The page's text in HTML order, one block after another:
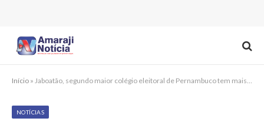
Início » Jaboatão, segundo maior colégio eleitoral de Pernambuco tem mais da metade dos eleitores sem biometria coletada
NOTÍCIAS